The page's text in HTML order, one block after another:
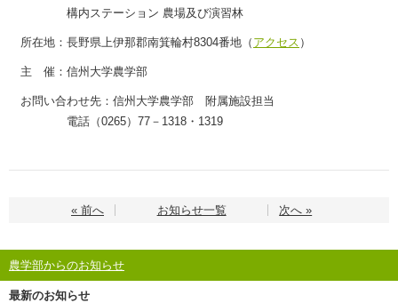
構内ステーション 農場及び演習林
所在地：長野県上伊那郡南箕輪村8304番地（ アクセス ）
主 催：信州大学農学部
お問い合わせ先：信州大学農学部 附属施設担当
電話（0265）77－1318・1319
« 前へ お知らせ一覧 次へ »
農学部からのお知らせ
最新のお知らせ